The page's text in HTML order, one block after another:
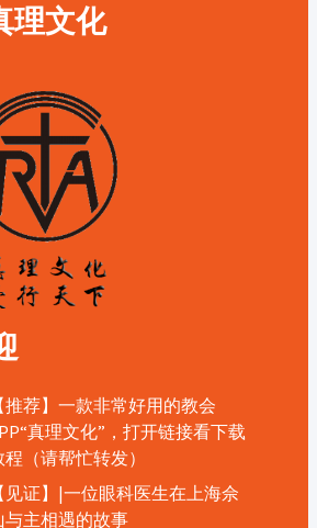
理文化
推荐】一款非常好用的教会
真理文化”，打开链接看下载
程（请帮忙转发）
见证】|一位眼科医生在上海佘
与主相遇的故事